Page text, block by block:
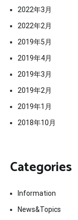
2022年3月
2022年2月
2019年5月
2019年4月
2019年3月
2019年2月
2019年1月
2018年10月
Categories
Information
News&Topics